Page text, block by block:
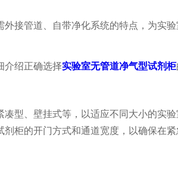
接管道、自带净化系统的特点，为实验
绍正确选择实验室无管道净气型试剂柜
型、壁挂式等，以适应不同大小的实验
柜的开门方式和通道宽度，以确保在